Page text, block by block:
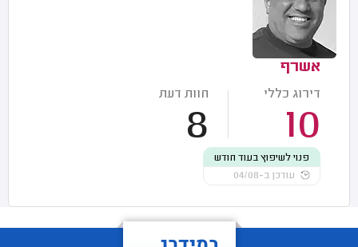
אשרף
דירוג כללי
10
חוות דעת
8
פנוי לשיפוץ בעוד חודש
עודכן ב-04/08